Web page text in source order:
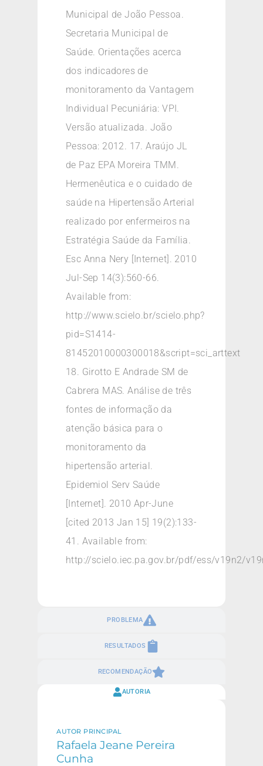
PROBLEMA
RESULTADOS
RECOMENDAÇÃO
Municipal de João Pessoa.
Secretaria Municipal de
Saúde. Orientações acerca
dos indicadores de
monitoramento da Vantagem
Individual Pecuniária: VPI.
Versão atualizada. João
Pessoa: 2012. 17. Araújo JL
de Paz EPA Moreira TMM.
Hermenêutica e o cuidado de
saúde na Hipertensão Arterial
realizado por enfermeiros na
Estratégia Saúde da Família.
Esc Anna Nery [Internet]. 2010
Jul-Sep 14(3):560-66.
Available from:
http://www.scielo.br/scielo.php?
pid=S1414-
81452010000300018&script=sci_arttext
18. Girotto E Andrade SM de
Cabrera MAS. Análise de três
fontes de informação da
atenção básica para o
monitoramento da
hipertensão arterial.
Epidemiol Serv Saúde
[Internet]. 2010 Apr-June
[cited 2013 Jan 15] 19(2):133-
41. Available from:
http://scielo.iec.pa.gov.br/pdf/ess/v19n2/
AUTORIA
AUTOR PRINCIPAL
Rafaela Jeane Pereira
Cunha